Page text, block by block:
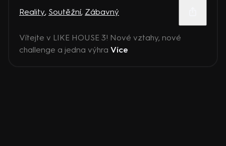
Reality, Soutěžní, Zábavný
Vítejte v LIKE HOUSE 3! Nové vztahy, nové
challenge a jedna výhra Více